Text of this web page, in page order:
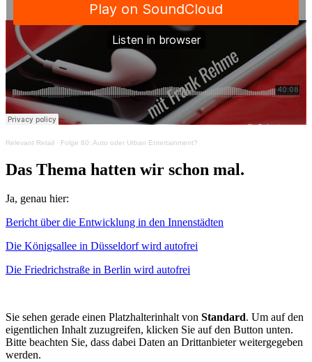
Relevant Retail · Folge 80: Auto oder Urban Entertainment?
Das Thema hatten wir schon mal.
Ja, genau hier:
Bericht über die Entwicklung in den Innenstädten
Die Königsallee in Düsseldorf wird autofrei
Die Friedrichstraße in Berlin wird autofrei
Sie sehen gerade einen Platzhalterinhalt von Standard. Um auf den
eigentlichen Inhalt zuzugreifen, klicken Sie auf den Button unten.
Bitte beachten Sie, dass dabei Daten an Drittanbieter weitergegeben
werden.